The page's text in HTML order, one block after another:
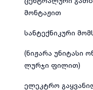
მონტაჟით
სანტექნიკური
(ნიჟარა უნიტასი
ლურჯი ფილით)
ელეკტრო